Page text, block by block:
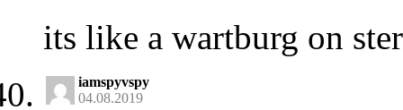
its like a wartburg on
iamspyvspy
04.08.2019